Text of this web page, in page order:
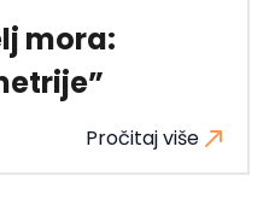
mora:
Pročitaj više